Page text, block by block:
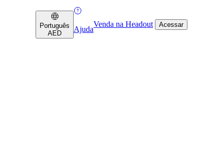
Português
AED
Ajuda
Venda na Headout Acessar